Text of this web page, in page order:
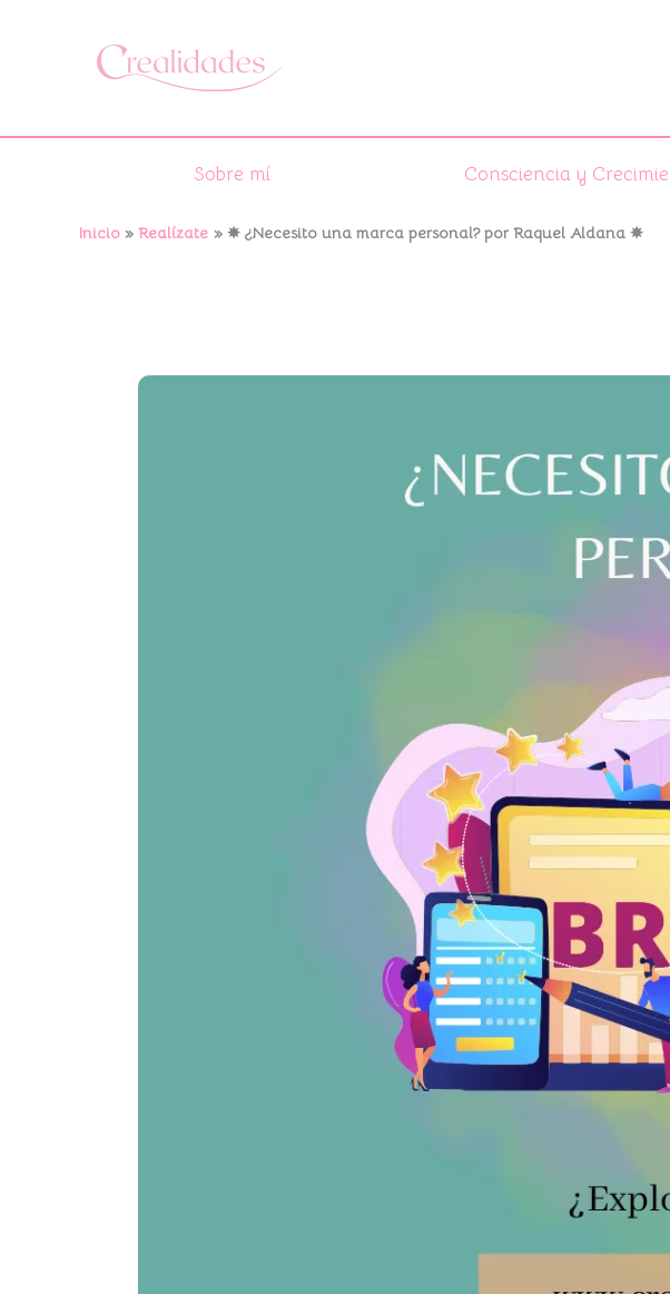
Sobre mí Consciencia y
Inicio Realízate ✵ ¿Necesito una marca personal? por Raquel Aldana ✵